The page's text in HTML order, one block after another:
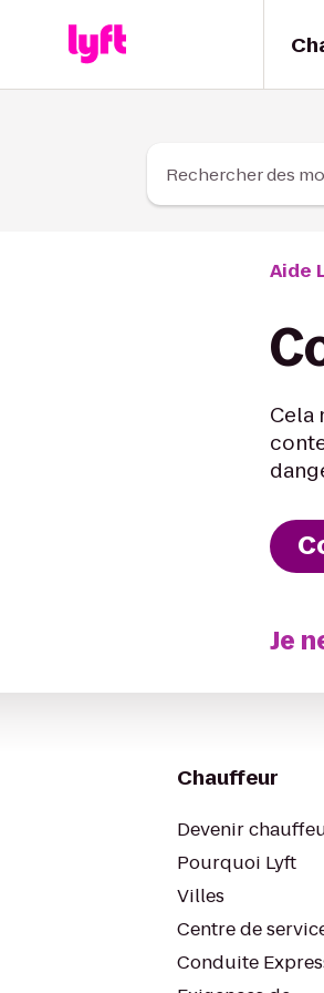
Rechercher des
Aide
Cela
Je
Chauffeur
Devenir
Pourquoi Lyft
Villes
Centre de
Conduite